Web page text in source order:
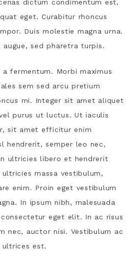
dictum condimentum est,
eget. Curabitur rhoncus
Duis molestie magna urna.
augue, sed pharetra turpis.
a fermentum. Morbi maximus
sem sed arcu pretium
mi. Integer sit amet aliquet
purus ut luctus. Ut iaculis
sit amet efficitur enim
hendrerit, semper leo nec,
ultricies libero et hendrerit
massa vestibulum,
enim. Proin eget vestibulum
In ipsum nibh, malesuada
eget elit. In ac risus
nec, auctor nisi. Vestibulum ac
ultrices est.